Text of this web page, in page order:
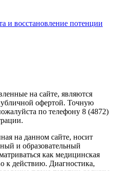
и восстановление потенции
на сайте, являются
офертой. Точную
по телефону 8 (4872)
на данном сайте, носит
и образовательный
как медицинская
к действию. Диагностика,